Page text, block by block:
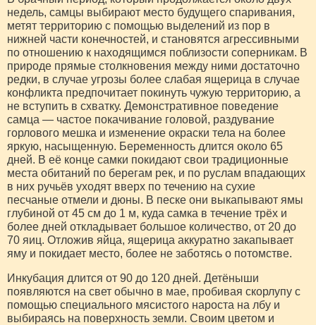
недель, самцы выбирают место будущего спаривания,
метят территорию с помощью выделений из пор в
нижней части конечностей, и становятся агрессивными
по отношению к находящимся поблизости соперникам. В
природе прямые столкновения между ними достаточно
редки, в случае угрозы более слабая ящерица в случае
конфликта предпочитает покинуть чужую территорию, а
не вступить в схватку. Демонстративное поведение
самца — частое покачивание головой, раздувание
горлового мешка и изменение окраски тела на более
яркую, насыщенную. Беременность длится около 65
дней. В её конце самки покидают свои традиционные
места обитаний по берегам рек, и по руслам впадающих
в них ручьёв уходят вверх по течению на сухие
песчаные отмели и дюны. В песке они выкапывают ямы
глубиной от 45 см до 1 м, куда самка в течение трёх и
более дней откладывает большое количество, от 20 до
70 яиц. Отложив яйца, ящерица аккуратно закапывает
яму и покидает место, более не заботясь о потомстве.
Инкубация длится от 90 до 120 дней. Детёныши
появляются на свет обычно в мае, пробивая скорлупу с
помощью специального мясистого нароста на лбу и
выбираясь на поверхность земли. Своим цветом и